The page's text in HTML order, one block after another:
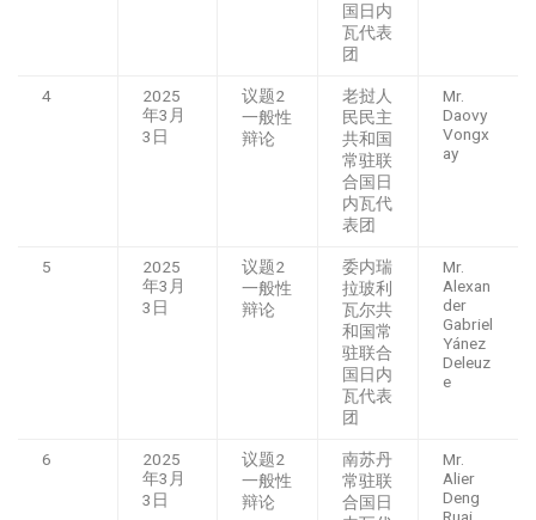
国日内
瓦代表
团
4
2025
年3月
3日
议题2
一般性
辩论
老挝人
民民主
共和国
常驻联
合国日
内瓦代
表团
Mr.
Daovy
Vongx
ay
5
2025
年3月
3日
议题2
一般性
辩论
委内瑞
拉玻利
瓦尔共
和国常
驻联合
国日内
瓦代表
团
Mr.
Alexan
der
Gabriel
Yánez
Deleuz
e
6
2025
年3月
3日
议题2
一般性
辩论
南苏丹
常驻联
合国日
Mr.
Alier
Deng